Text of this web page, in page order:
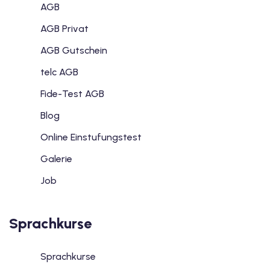
AGB
AGB Privat
AGB Gutschein
telc AGB
Fide-Test AGB
Blog
Online Einstufungstest
Galerie
Job
Sprachkurse
Sprachkurse